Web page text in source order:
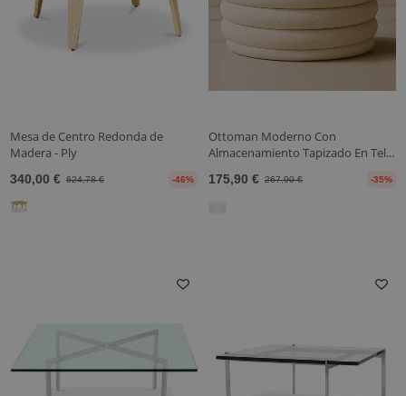
Mesa de Centro Redonda de
Madera - Ply
340,00 € 624,78 € -46%
Ottoman Moderno Con
Almacenamiento Tapizado En Tel...
175,90 € 267,90 € -35%